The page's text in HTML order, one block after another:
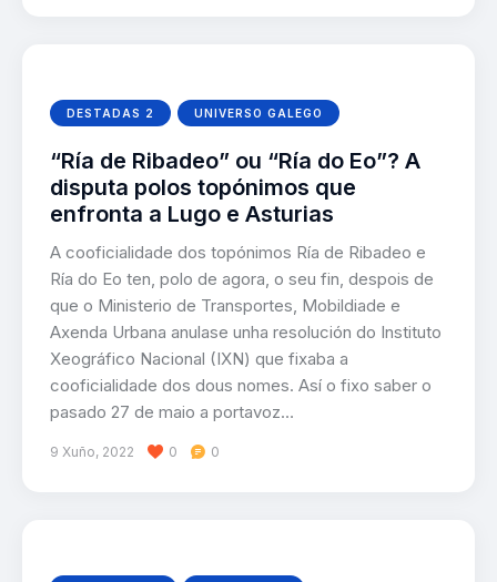
DESTADAS 2 UNIVERSO GALEGO
“Ría de Ribadeo” ou “Ría do Eo”? A
disputa polos topónimos que
enfronta a Lugo e Asturias
A cooficialidade dos topónimos Ría de Ribadeo e
Ría do Eo ten, polo de agora, o seu fin, despois de
que o Ministerio de Transportes, Mobildiade e
Axenda Urbana anulase unha resolución do Instituto
Xeográfico Nacional (IXN) que fixaba a
cooficialidade dos dous nomes. Así o fixo saber o
pasado 27 de maio a portavoz…
9 Xuño, 2022 0 0